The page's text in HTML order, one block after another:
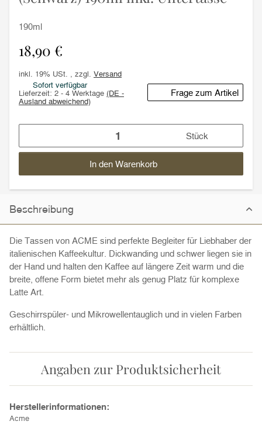
190ml
18,90 €
inkl. 19% USt. , zzgl. Versand
Sofort verfügbar
Lieferzeit: 2 - 4 Werktage (DE -
Ausland abweichend)
Frage zum Artikel
Stück
In den Warenkorb
Beschreibung
Die Tassen von ACME sind perfekte Begleiter für Liebhaber der
italienischen Kaffeekultur. Dickwanding und schwer liegen sie in
der Hand und halten den Kaffee auf längere Zeit warm und die
breite, offene Form bietet mehr als genug Platz für komplexe
Latte Art.
Geschirrspüler- und Mikrowellentauglich und in vielen Farben
erhältlich.
Angaben zur Produktsicherheit
Herstellerinformationen:
Acme